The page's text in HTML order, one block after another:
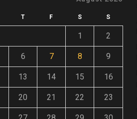
T F S S
1 2
6 7 8 9
13 14 15 16
20 21 22 23